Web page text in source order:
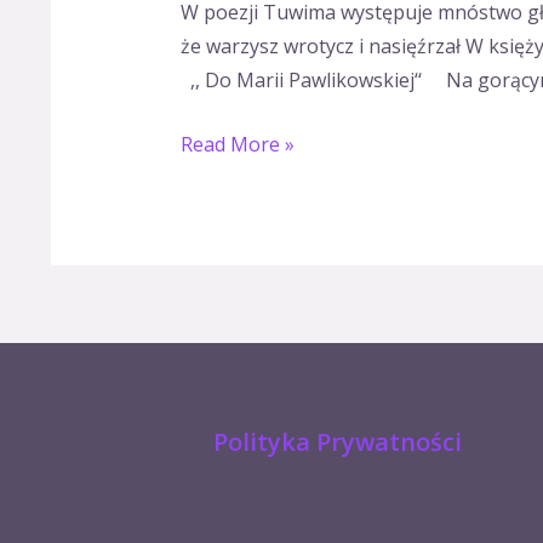
W poezji Tuwima występuje mnóstwo
że warzysz wrotycz i nasięźrzał W
,, Do Marii Pawlikowskiej‘‘ Na
Read More »
Polityka Prywatności